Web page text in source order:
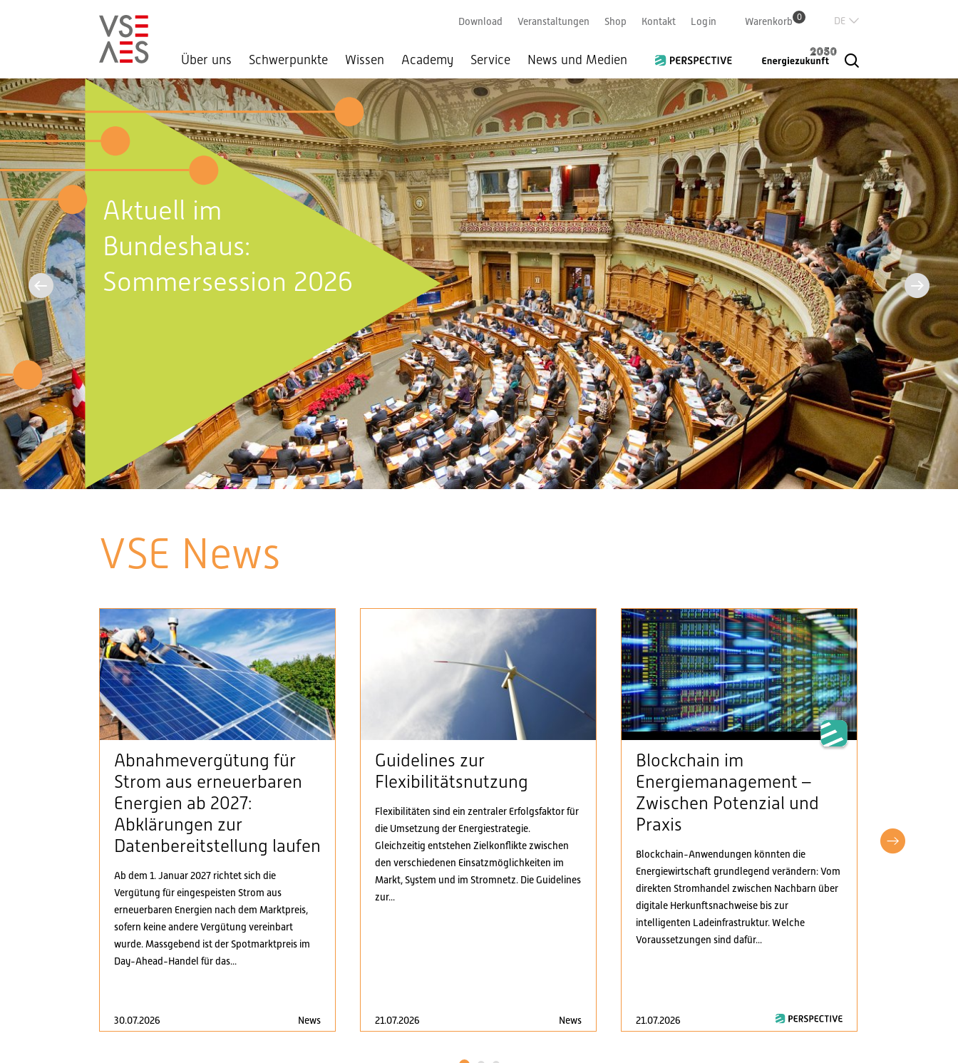
Direkt
zum
Inhalt
Über uns Schwerpunkte Wissen Academy Service News und Medien
Download Veranstaltungen Shop Kontakt Login Warenkorb 0
Aktuell im
Bundeshaus:
Sommersession 2026
VSE News
Abnahmevergütung für
Strom aus erneuerbaren
Energien ab 2027:
Abklärungen zur
Datenbereitstellung laufen
Ab dem 1. Januar 2027 richtet sich die
Vergütung für eingespeisten Strom aus
erneuerbaren Energien nach dem Marktpreis,
sofern keine andere Vergütung vereinbart
wurde. Massgebend ist der Spotmarktpreis im
Day-Ahead-Handel für das...
30.07.2026 News
Guidelines zur
Flexibilitätsnutzung
Flexibilitäten sind ein zentraler Erfolgsfaktor für
die Umsetzung der Energiestrategie.
Gleichzeitig entstehen Zielkonflikte zwischen
den verschiedenen Einsatzmöglichkeiten im
Markt, System und im Stromnetz. Die Guidelines
zur...
21.07.2026 News
Blockchain im
Energiemanagement –
Zwischen Potenzial und
Praxis
Blockchain-Anwendungen könnten die
Energiewirtschaft grundlegend verändern: Vom
direkten Stromhandel zwischen Nachbarn über
digitale Herkunftsnachweise bis zur
intelligenten Ladeinfrastruktur. Welche
Voraussetzungen sind dafür...
21.07.2026
fordert